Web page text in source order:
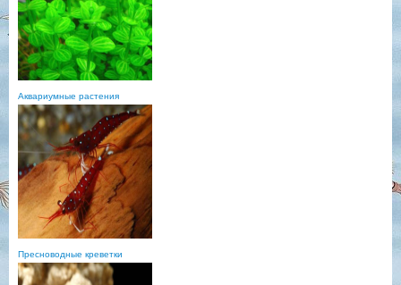
Аквариумные растения
Пресноводные креветки